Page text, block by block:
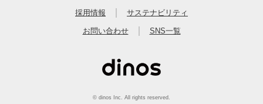
採用情報 サステナビリティ
お問い合わせ SNS一覧
© dinos Inc. All rights reserved.